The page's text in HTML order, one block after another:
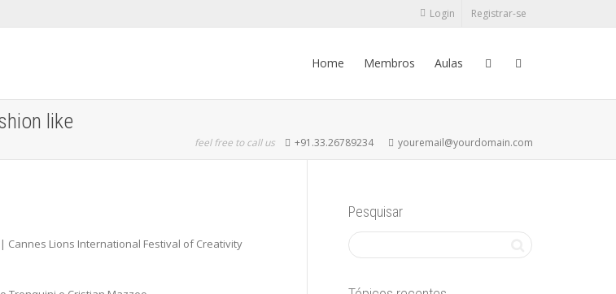
Login Registrar-se
Home Membros Aulas
like
feel free to call us +91.33.26789234 youremail@yourdomain.com
| Cannes Lions International Festival of Creativity
Pesquisar